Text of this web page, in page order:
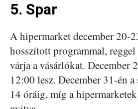
5. Spar
A hipermarket december 20-
hosszított programmal,
várja a vásárlókat. December
12:00 lesz. December 31-én
14 óráig, míg a